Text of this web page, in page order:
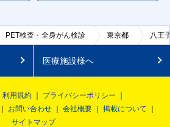
PET検査・全身がん検診 東京都 八王
医療施設様へ
利用規約
プライバシーポリシー
お問い合わせ 会社概要
掲載について
サイトマップ